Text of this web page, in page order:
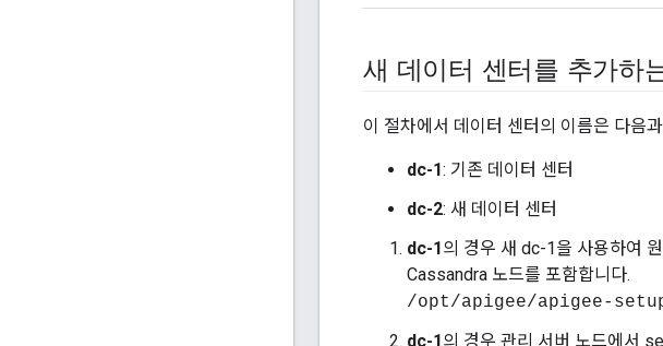
새 데이터 센터를 추가하
이 절차에서 데이터 센터의 이름은 다음
dc-1: 기존 데이터 센터
dc-2: 새 데이터 센터
dc-1의 경우 새 dc-1을 사용하여
Cassandra 노드를 포함합니다.
/opt/apigee/apigee-
dc-1의 경우 관리 서버 노드에서